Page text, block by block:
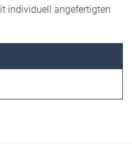
individuell angefertigten